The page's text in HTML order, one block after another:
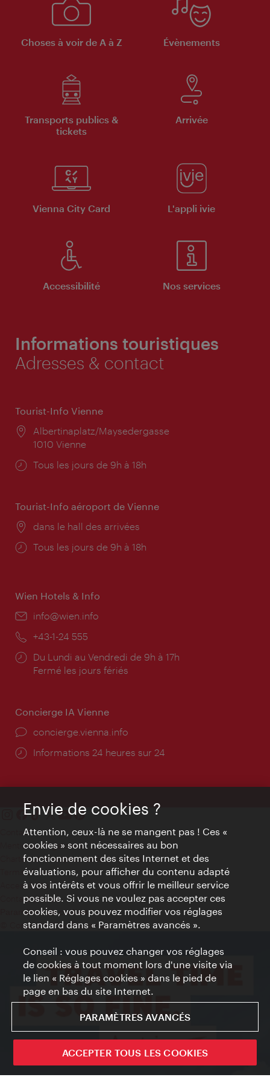
Choses à voir de A à Z Évènements
Transports publics &
tickets
Arrivée
Vienna City Card L'appli ivie
Accessibilité Nos services
Informations touristiques
Adresses & contact
Tourist-Info Vienne
Lieu:
Albertinaplatz/Maysedergasse
1010 Vienne
Horaires
Tous les jours de 9h à 18h
Tourist-Info aéroport de Vienne
Lieu:
dans le hall des arrivées
Horaires
Tous les jours de 9h à 18h
Wien Hotels & Info
E-
info@wien.info
Téléphone:
+43-1-24 555
Horaires
d'ouverture:
Du Lundi au Vendredi de 9h à 17h
Fermé les jours fériés
Concierge IA Vienne
Ort:
concierge.vienna.info
Öffnungszeiten:
Informations 24 heures sur 24
Contact
Mentions obligatoires
Charte sur le respect de la vie privée
Terms of Use
Accessibilité
Contact presse
Paramètres de cookies
© Copyright WienTourismus
Envie de cookies ?
Attention, ceux-là ne se mangent pas ! Ces «
cookies » sont nécessaires au bon
fonctionnement des sites Internet et des
évaluations, pour afficher du contenu adapté
à vos intérêts et vous offrir le meilleur service
possible. Si vous ne voulez pas accepter ces
cookies, vous pouvez modifier vos réglages
standard dans « Paramètres avancés ».
Conseil : vous pouvez changer vos réglages
de cookies à tout moment lors d'une visite via
le lien « Réglages cookies » dans le pied de
page en bas du site Internet.
PARAMÈTRES AVANCÉS
ACCEPTER TOUS LES COOKIES